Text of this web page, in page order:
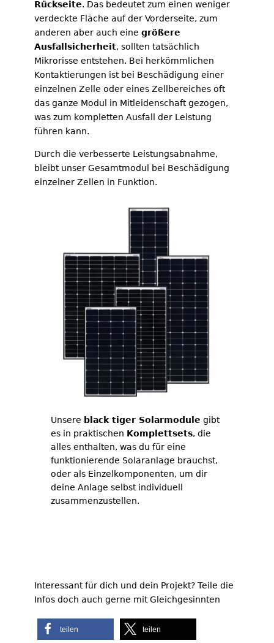
Rückseite. Das bedeutet zum einen weniger
verdeckte Fläche auf der Vorderseite, zum
anderen aber auch eine größere
Ausfallsicherheit, sollten tatsächlich
Mikrorisse entstehen. Bei herkömmlichen
Kontaktierungen ist bei Beschädigung einer
einzelnen Zelle oder eines Zellbereiches oft
das ganze Modul in Mitleidenschaft gezogen,
was zum kompletten Ausfall der Leistung
führen kann.
Durch die verbesserte Leistungsabnahme,
bleibt unser Gesamtmodul bei Beschädigung
einzelner Zellen in Funktion.
Unsere black tiger Solarmodule gibt
es in praktischen Komplettsets, die
alles enthalten, was du für eine
funktionierende Solaranlage brauchst,
oder als Einzelkomponenten, um dir
deine Anlage selbst individuell
zusammenzustellen.
Interessant für dich und dein Projekt? Teile die
Infos doch auch gerne mit Gleichgesinnten
teilen teilen